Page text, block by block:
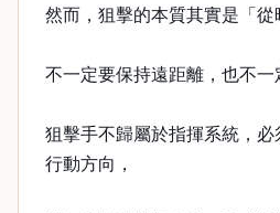
然而，狙擊的本質其實是「從
不一定要保持遠距離，也不一
狙擊手不歸屬於指揮系統，
行動方向，